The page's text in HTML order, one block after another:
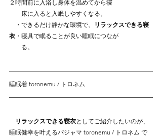
２時間前に入浴し身体を温めてから寝
床に入ると入眠しやすくなる。
・できるだけ静かな環境で、
リラックスできる寝
衣 ・寝具で眠ることが良い睡眠につなが
る。
睡眠着 toronemu / トロネム
リラックスできる寝衣としてご紹介したいのが、
睡眠健幸を叶えるパジャマ toronemu / トロネム で